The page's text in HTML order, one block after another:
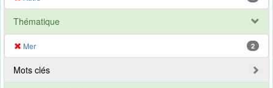
Thématique
Mer 2
Mots clés